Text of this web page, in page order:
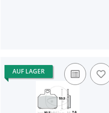
AUF LAGER